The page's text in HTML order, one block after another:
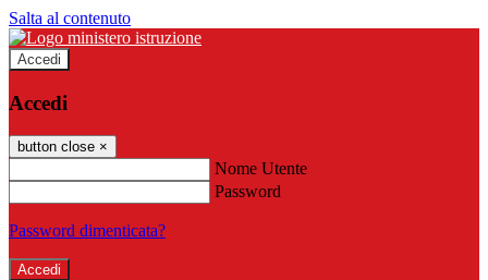
Salta al contenuto
Accedi
Accedi
button close ×
Nome Utente
Password
Password dimenticata?